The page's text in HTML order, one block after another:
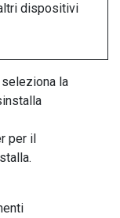
dispositivi
la
per il